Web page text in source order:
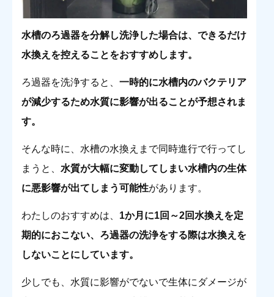
水槽のろ過器を分解し洗浄した場合は、できるだけ
水換えを控えることをおすすめします。
ろ過器を洗浄すると、 一時的に水槽内のバクテリア
が減少するため水質に影響が出ることが予想されま
す。
そんな時に、水槽の水換えまで同時進行で行ってし
まうと、 水質が大幅に変動してしまい水槽内の生体
に悪影響が出てしまう可能性があります。
わたしのおすすめは、 1か月に1回～2回水換えを定
期的におこない、ろ過器の洗浄をする際は水換えを
しないことにしています。
少しでも、水質に影響がでないで生体にダメージが